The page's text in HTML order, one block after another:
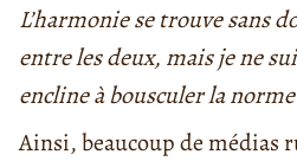
L’harmonie se trouve sans
entre les deux, mais je ne
encline à bousculer la
Ainsi, beaucoup de médias